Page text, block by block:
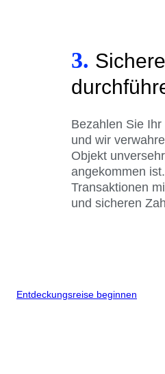
3.
Bezahlen Sie
und wir
Objekt
angekommen
Transaktionen
und sicheren
Entdeckungsreise beginnen